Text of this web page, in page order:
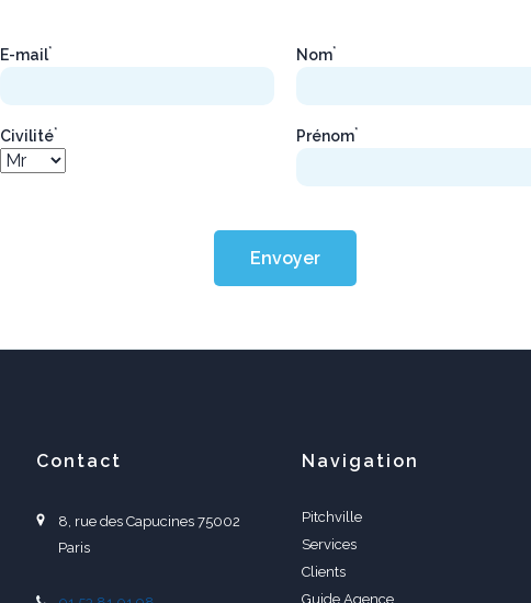
E-mail*
Civilité*
Nom*
Prénom*
Envoyer
Contact
8, rue des Capucines 75002
Paris
Navigation
Pitchville
Services
Clients
Guide Agence